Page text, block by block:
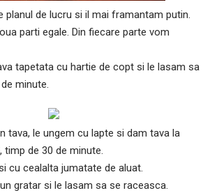
planul de lucru si il mai framantam putin.
parti egale. Din fiecare parte vom
tapetata cu hartie de copt si le lasam sa
minute.
tava, le ungem cu lapte si dam tava la
de 30 de minute.
cu cealalta jumatate de aluat.
gratar si le lasam sa se raceasca.